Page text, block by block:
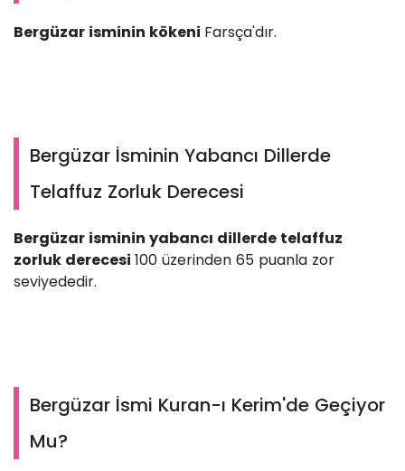
Bergüzar isminin kökeni Farsça'dır.
Bergüzar İsminin Yabancı Dillerde
Telaffuz Zorluk Derecesi
Bergüzar isminin yabancı dillerde telaffuz
zorluk derecesi 100 üzerinden 65 puanla zor
seviyededir.
Bergüzar İsmi Kuran-ı Kerim'de Geçiyor
Mu?